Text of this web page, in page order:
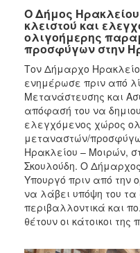
ΕΠΙΣΚΕΠΤΗΣ
ΗΡΑΚΛΕΙΟ
Ο Δήμος
κλειστού και
ολιγοήμερης
προσφύγων στην
Τον Δήμαρχο
ενημέρωσε πριν από
Μετανάστευσης και
απόφασή του να
ελεγχόμενος χώρος
μεταναστών/
Ηρακλείου – Μοιρών,
Σκουλούδη. Ο
Υπουργό πριν από την
να λάβει υπόψη του τα
περιβαλλοντικά και
θέτουν οι κάτοικοι της